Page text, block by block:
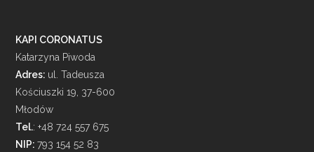
KAPI CORONATUS
Katarzyna Piwoda
Adres: ul. Tadeusza
Kościuszki 19, 37-600
Młodów
Tel.: +48 724 557 675
NIP:793 154 52 83